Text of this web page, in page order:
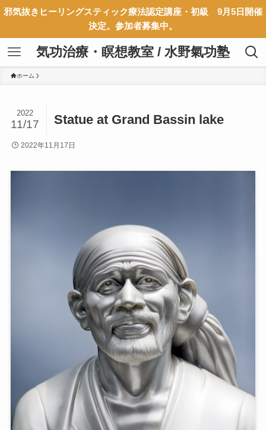
邪気抜きヒーリングスティック療法認定講座・初級 9月5日開催
決定。参加者募集中。
気功治療・瞑想教室 / 水野氣功塾
ホーム
Statue at Grand Bassin lake
2022
11/17
2022年11月17日